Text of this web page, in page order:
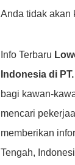
Anda tidak akan
Info Terbaru
Indonesia di
bagi kawan-
mencari
memberikan
Tengah,